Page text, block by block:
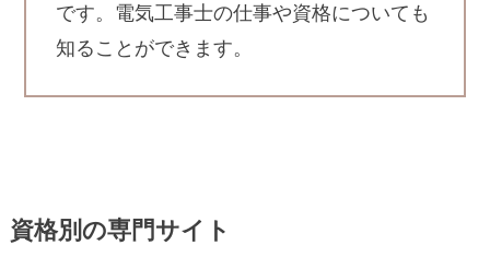
です。電気工事士の仕事や資格についても
知ることができます。
資格別の専門サイト